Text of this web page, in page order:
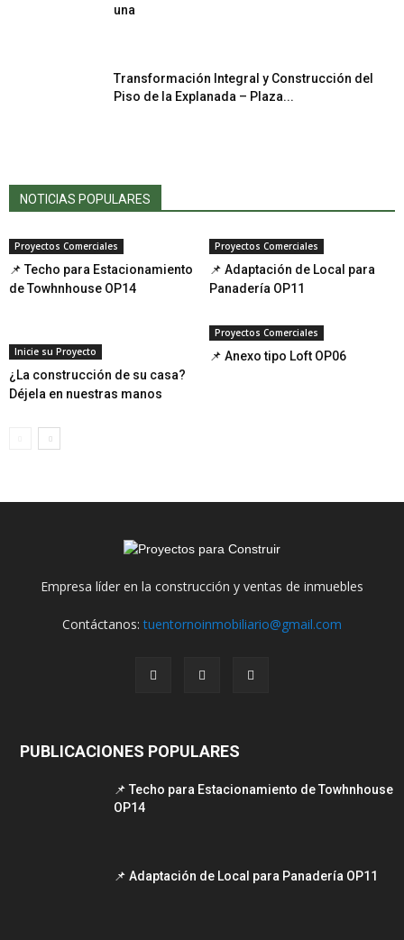
una
Transformación Integral y Construcción del
Piso de la Explanada – Plaza...
NOTICIAS POPULARES
Proyectos Comerciales
📌 Techo para Estacionamiento
de Towhnhouse OP14
Proyectos Comerciales
📌 Adaptación de Local para
Panadería OP11
Inicie su Proyecto
¿La construcción de su casa?
Déjela en nuestras manos
Proyectos Comerciales
📌 Anexo tipo Loft OP06
Empresa líder en la construcción y ventas de inmuebles
Contáctanos:tuentornoinmobiliario@gmail.com
PUBLICACIONES POPULARES
📌 Techo para Estacionamiento de Towhnhouse
OP14
📌 Adaptación de Local para Panadería OP11